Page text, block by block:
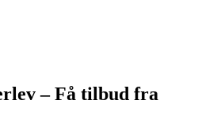
– Få tilbud fra